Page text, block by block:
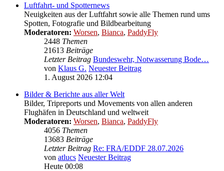
Luftfahrt- und Spotternews
Neuigkeiten aus der Luftfahrt sowie alle Themen rund ums
Spotten, Fotografie und Bildbearbeitung
Moderatoren: Worsen, Bianca, PaddyFly
2448 Themen
21613 Beiträge
Letzter Beitrag Bundeswehr, Notwasserung Bode…
von Klaus G. Neuester Beitrag
1. August 2026 12:04
Bilder & Berichte aus aller Welt
Bilder, Tripreports und Movements von allen anderen
Flughäfen in Deutschland und weltweit
Moderatoren: Worsen, Bianca, PaddyFly
4056 Themen
13683 Beiträge
Letzter Beitrag Re: FRA/EDDF 28.07.2026
von atlucs Neuester Beitrag
Heute 00:08